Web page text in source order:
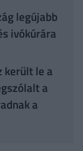
legújabb
ivókúrára
került le a
a
a